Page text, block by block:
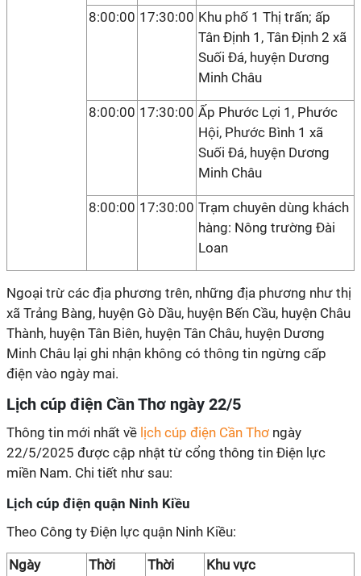
8:00:00 17:30:00 Khu phố 1 Thị trấn; ấp
Tân Định 1, Tân Định 2 xã
Suối Đá, huyện Dương
Minh Châu
8:00:00 17:30:00 Ấp Phước Lợi 1, Phước
Hội, Phước Bình 1 xã
Suối Đá, huyện Dương
Minh Châu
8:00:00 17:30:00 Trạm chuyên dùng khách
hàng: Nông trường Đài
Loan
Ngoại trừ các địa phương trên, những địa phương như thị
xã Trảng Bàng, huyện Gò Dầu, huyện Bến Cầu, huyện Châu
Thành, huyện Tân Biên, huyện Tân Châu, huyện Dương
Minh Châu lại ghi nhận không có thông tin ngừng cấp
điện vào ngày mai.
Lịch cúp điện Cần Thơ ngày 22/5
Thông tin mới nhất về lịch cúp điện Cần Thơ ngày
22/5/2025 được cập nhật từ cổng thông tin Điện lực
miền Nam. Chi tiết như sau:
Lịch cúp điện quận Ninh Kiều
Theo Công ty Điện lực quận Ninh Kiều:
Ngày
Thời
Thời
Khu vực